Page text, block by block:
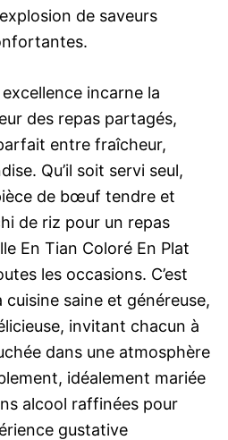
de saveurs
incarne la
des repas partagés,
entre fraîcheur,
Qu’il soit servi seul,
de bœuf tendre et
de riz pour un repas
En Tian Coloré En Plat
les occasions. C’est
saine et généreuse,
invitant chacun à
dans une atmosphère
idéalement mariée
alcool raffinées pour
gustative